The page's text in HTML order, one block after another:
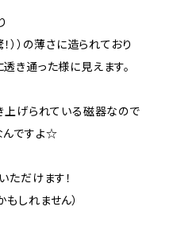
））の薄さに造られており
き通った様に見えます。
上げられている磁器なので
んですよ☆
ただけます！
もしれません）